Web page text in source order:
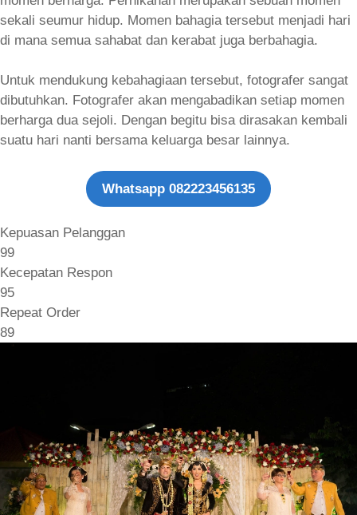
sekali seumur hidup. Momen bahagia tersebut menjadi hari
di mana semua sahabat dan kerabat juga berbahagia.
Untuk mendukung kebahagiaan tersebut, fotografer sangat
dibutuhkan. Fotografer akan mengabadikan setiap momen
berharga dua sejoli. Dengan begitu bisa dirasakan kembali
suatu hari nanti bersama keluarga besar lainnya.
Whatsapp 082223456135
Kepuasan Pelanggan
99
Kecepatan Respon
95
Repeat Order
89